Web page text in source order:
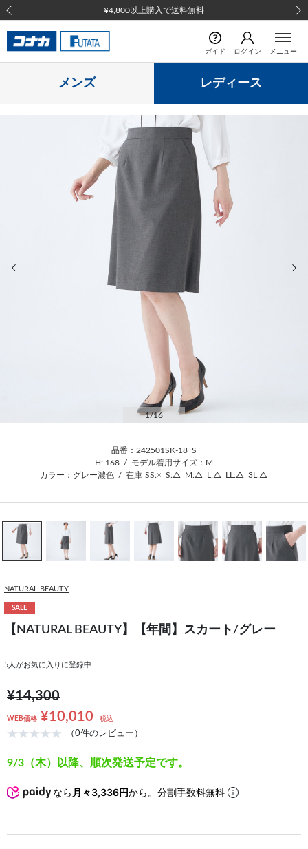
¥4,800以上購入で送料無料
前の画像
ガイド ログイン メニュー
メンズ レディース
1/16
品番：242501SK-18_S
H: 168 / モデル着用サイズ：M
カラー：グレー濃色
/ 在庫 SS:× S:△ M:△ L:△ LL:△ 3L:△
NATURAL BEAUTY
SALE
【NATURAL BEAUTY】【年間】スカート/グレー
5 人がお気に入りに登録中
¥14,300
WEB価格 ¥10,010 税込
（0件のレビュー）
9/3（木）以降、順次発送予定です。
なら 月々3,336円から。分割手数料無料